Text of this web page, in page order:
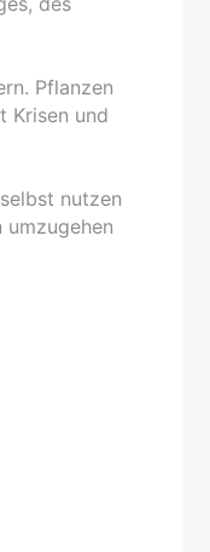
Pflanzen
Krisen und
nutzen
umzugehen